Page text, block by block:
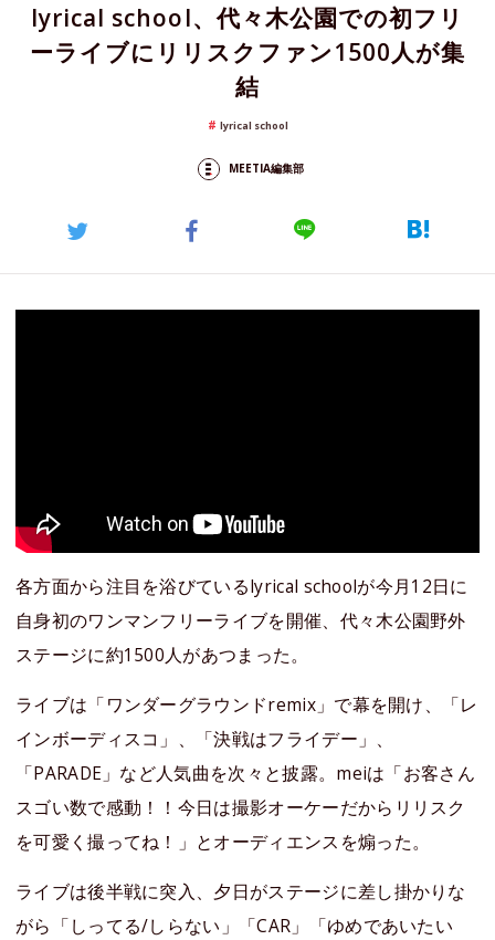
lyrical school、代々木公園での初フリ
ーライブにリリスクファン1500人が集
結
lyrical school
MEETIA編集部
各方面から注目を浴びているlyrical schoolが今月12日に
自身初のワンマンフリーライブを開催、代々木公園野外
ステージに約1500人があつまった。
ライブは「ワンダーグラウンドremix」で幕を開け、「レ
インボーディスコ」、「決戦はフライデー」、
「PARADE」など人気曲を次々と披露。meiは「お客さん
スゴい数で感動！！今日は撮影オーケーだからリリスク
を可愛く撮ってね！」とオーディエンスを煽った。
ライブは後半戦に突入、夕日がステージに差し掛かりな
がら「しってる/しらない」「CAR」「ゆめであいたい